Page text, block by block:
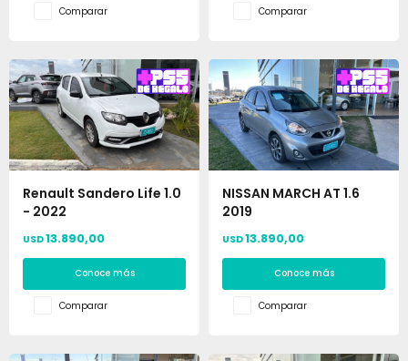
Comparar Comparar
Renault Sandero Life 1.0
- 2022
USD13.890,00
Conoce más
Comparar
NISSAN MARCH AT 1.6
2019
USD13.890,00
Conoce más
Comparar